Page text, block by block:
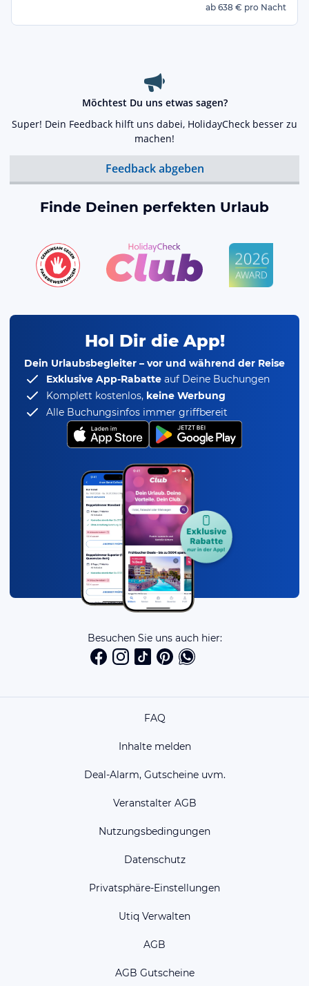
ab 638 € pro Nacht
Möchtest Du uns etwas sagen?
Super! Dein Feedback hilft uns dabei, HolidayCheck besser zu
machen!
Feedback abgeben
Finde Deinen perfekten Urlaub
Hol Dir die App!
Dein Urlaubsbegleiter – vor und während der Reise
Exklusive App-Rabatte auf Deine Buchungen
Komplett kostenlos, keine Werbung
Alle Buchungsinfos immer griffbereit
Besuchen Sie uns auch hier:
FAQ
Inhalte melden
Deal-Alarm, Gutscheine uvm.
Veranstalter AGB
Nutzungsbedingungen
Datenschutz
Privatsphäre-Einstellungen
Utiq Verwalten
AGB
AGB Gutscheine